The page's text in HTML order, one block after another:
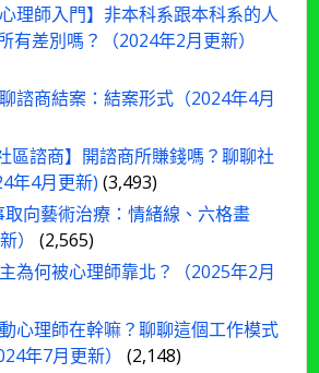
理師入門】非本科系跟本科系的人
有差別嗎？（2024年2月更新）
諮商結案：結案形式（2024年4月
區諮商】開諮商所賺錢嗎？聊聊社
年4月更新) (3,493)
取向藝術治療：情緒線、六格畫
）
(2,565)
為何被心理師靠北？（2025年2月
心理師在幹嘛？聊聊這個工作模式
年7月更新）
(2,148)